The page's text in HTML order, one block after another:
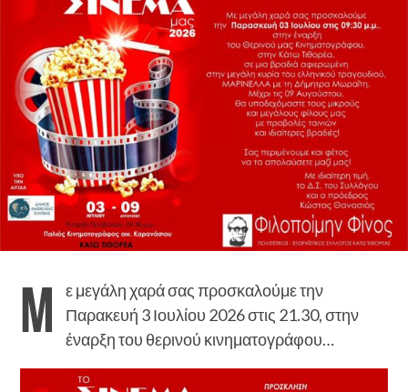
Μ
ε μεγάλη χαρά σας προσκαλούμε την
Παρακευή 3 Ιουλίου 2026 στις 21.30, στην
έναρξη του θερινού κινηματογράφου…